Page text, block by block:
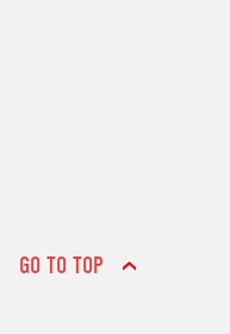
GO TO TOP